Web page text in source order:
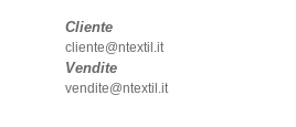
Cliente
cliente@ntextil.it
Vendite
vendite@ntextil.it